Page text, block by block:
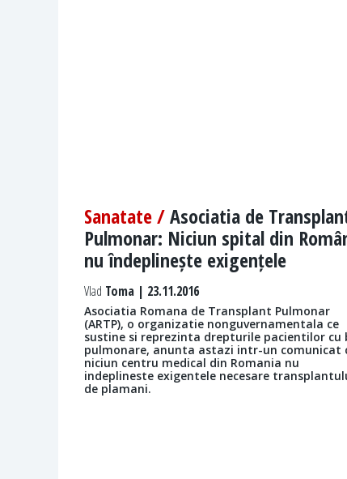
Sanatate /Asociatia de
Pulmonar: Niciun spital din
nu îndeplinește exigențele
Vlad Toma | 23.11.2016
Asociatia Romana de Transplant Pulmonar
(ARTP), o organizatie nonguvernamentala ce
sustine si reprezinta drepturile pacientilor cu
pulmonare, anunta astazi intr-un comunicat
niciun centru medical din Romania nu
indeplineste exigentele necesare
de plamani.